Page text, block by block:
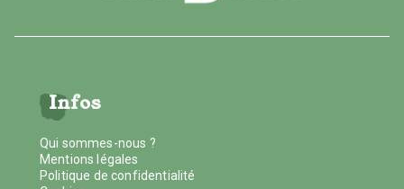
Infos
Qui sommes-nous ?
Mentions légales
Politique de confidentialité